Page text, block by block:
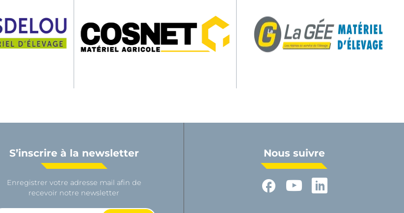
S’inscrire à la newsletter
Enregistrer votre adresse mail afin de
recevoir notre newsletter
Nous suivre